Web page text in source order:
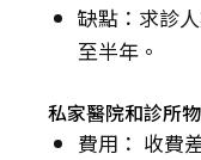
缺點：求診
至半年。
私家醫院和診所
費用： 收費